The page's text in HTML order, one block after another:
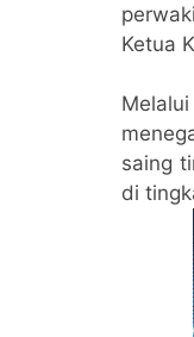
Ketua
saing
di